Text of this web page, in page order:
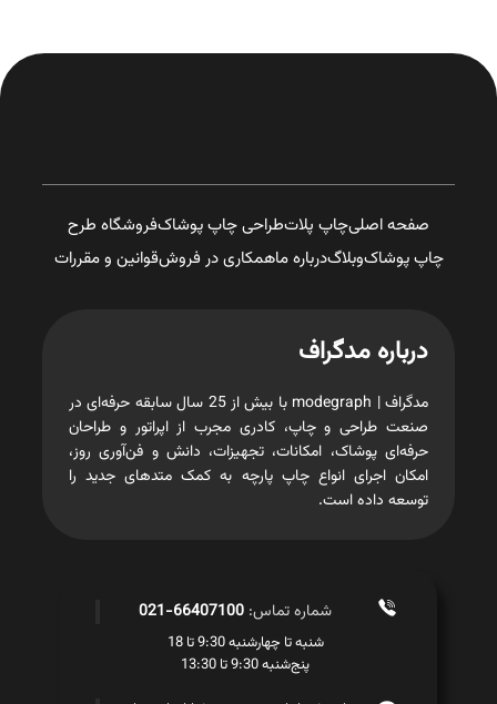
صفحه اصلیچاپ پلاتطراحی چاپ پوشاکفروشگاه طرح
چاپ پوشاکوبلاگدرباره ماهمکاری در فروشقوانین و مقررات
درباره مدگراف
مدگراف | modegraph با بیش از 25 سال سابقه حرفه‌ای در
صنعت طراحی و چاپ، کادری مجرب از اپراتور و طراحان
حرفه‌ای پوشاک، امکانات، تجهیزات، دانش و فن‌آوری روز،
امکان اجرای انواع چاپ پارچه به کمک متدهای جدید را
توسعه داده است.
شماره تماس:66407100-021
شنبه تا چهارشنبه 9:30 تا 18
پنج‌شنبه 9:30 تا 13:30